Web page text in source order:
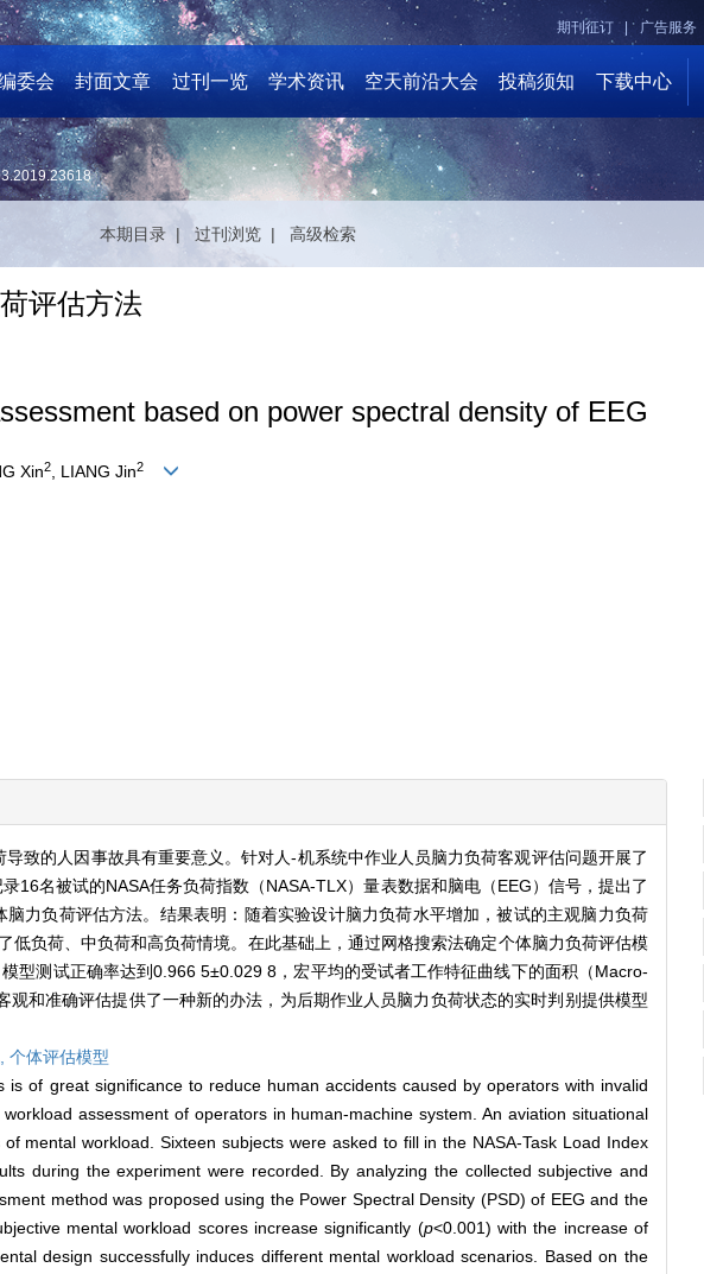
广告服务 |
期刊征订 |
委会 封面文章 过刊一览 学术资讯 空天前沿大会 投稿须知 下载中心
本期目录 | 过刊浏览 | 高级检索
评估方法
based on power spectral density of EEG
Xin2 , LIANG Jin2
致的人因事故具有重要意义。针对人-机系统中作业人员脑力负荷客观评估问题开展了
16名被试的NASA任务负荷指数（NASA-TLX）量表数据和脑电（EEG）信号，提出了
力负荷评估方法。结果表明：随着实验设计脑力负荷水平增加，被试的主观脑力负荷
低负荷、中负荷和高负荷情境。在此基础上，通过网格搜索法确定个体脑力负荷评估模
型测试正确率达到0.966 5±0.029 8，宏平均的受试者工作特征曲线下的面积（Macro-
和准确评估提供了一种新的办法，为后期作业人员脑力负荷状态的实时判别提供模型
个体评估模型
of great significance to reduce human accidents caused by operators with invalid
assessment of operators in human-machine system. An aviation situational
mental workload. Sixteen subjects were asked to fill in the NASA-Task Load Index
during the experiment were recorded. By analyzing the collected subjective and
method was proposed using the Power Spectral Density (PSD) of EEG and the
mental workload scores increase significantly (p<0.001) with the increase of
design successfully induces different mental workload scenarios. Based on the